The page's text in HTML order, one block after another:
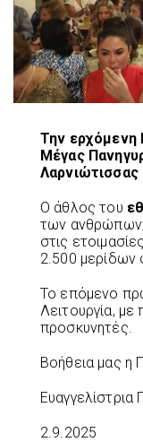
Την ερχόμενη
Μέγας
Λαρνιώτισσας
Ο άθλος του
των ανθρώπων,
στις
2.500 μερίδων
Το επόμενο
Λειτουργία,
προσκυνητές.
Βοήθεια μας η
2.9.2025